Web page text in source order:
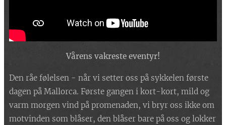
Vårens vakreste eventyr!
Den råe følelsen - når vi setter oss på sykkelen første
dagen på Mallorca. Første gangen i kort-kort, mild og
varm morgen vind på promenaden, vi bryr oss ikke om
motvinden som blåser, den blåser bare på oss og lokker